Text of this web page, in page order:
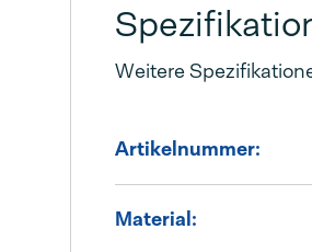
Weitere
Artikelnummer:
Material: